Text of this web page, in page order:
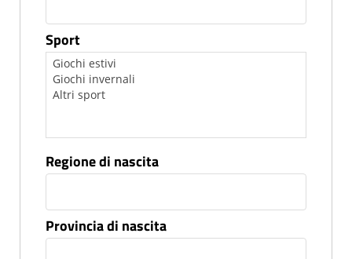
Sport
Regione di nascita
Provincia di nascita